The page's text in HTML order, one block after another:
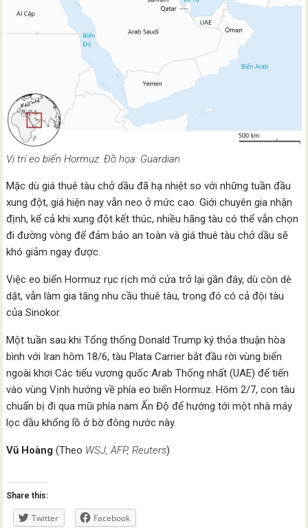
Vị trí eo biển Hormuz. Đồ họa: Guardian
Mặc dù giá thuê tàu chở dầu đã hạ nhiệt so với những tuần đầu
xung đột, giá hiện nay vẫn neo ở mức cao. Giới chuyên gia nhận
định, kể cả khi xung đột kết thúc, nhiều hãng tàu có thể vẫn chọn
đi đường vòng để đảm bảo an toàn và giá thuê tàu chở dầu sẽ
khó giảm ngay được.
Việc eo biển Hormuz rục rịch mở cửa trở lại gần đây, dù còn dè
dặt, vẫn làm gia tăng nhu cầu thuê tàu, trong đó có cả đội tàu
của Sinokor.
Một tuần sau khi Tổng thống Donald Trump ký thỏa thuận hòa
bình với Iran hôm 18/6, tàu Plata Carrier bắt đầu rời vùng biển
ngoài khơi Các tiểu vương quốc Arab Thống nhất (UAE) để tiến
vào vùng Vịnh hướng về phía eo biển Hormuz. Hôm 2/7, con tàu
chuẩn bị đi qua mũi phía nam Ấn Độ để hướng tới một nhà máy
lọc dầu khổng lồ ở bờ đông nước này.
Vũ Hoàng (Theo WSJ, AFP, Reuters)
Share this:
Twitter Facebook